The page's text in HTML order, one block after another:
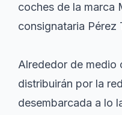
coches de la marca
consignataria Pérez
Alrededor de medio
distribuirán por la
desembarcada a lo